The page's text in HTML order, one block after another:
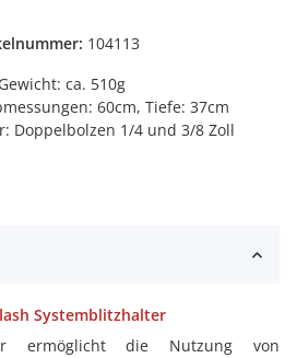
104113
ca. 510g
60cm, Tiefe: 37cm
Doppelbolzen 1/4 und 3/8 Zoll
Systemblitzhalter
ermöglicht die Nutzung von